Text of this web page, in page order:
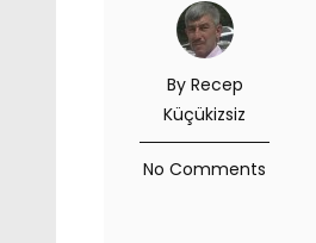
By Recep
Küçükizsiz
No Comments